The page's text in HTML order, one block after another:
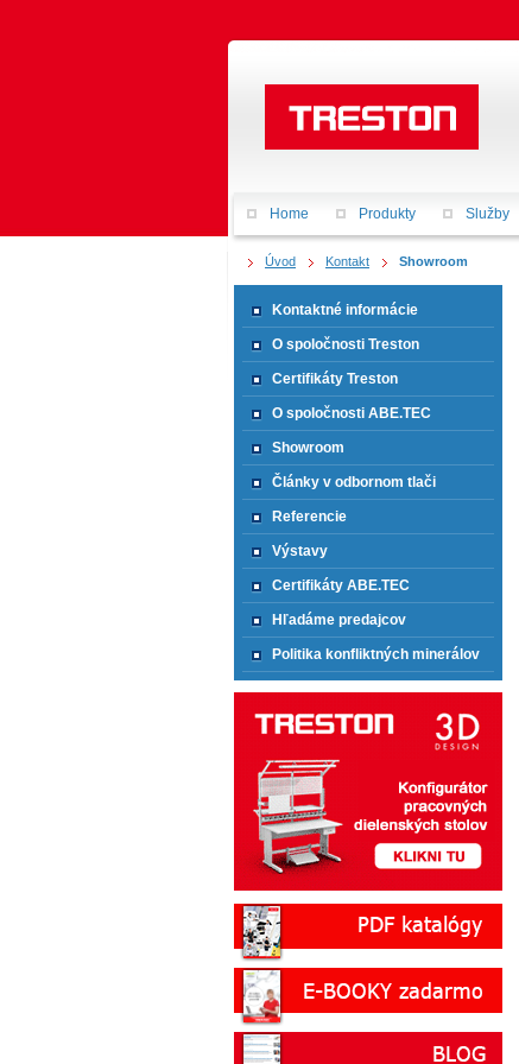
Úvod Kontakt Showroom
Kontaktné informácie
O spoločnosti Treston
Certifikáty Treston
O spoločnosti ABE.TEC
Showroom
Články v odbornom tlači
Referencie
Výstavy
Certifikáty ABE.TEC
Hľadáme predajcov
Politika konfliktných minerálov
Home Produkty Služby